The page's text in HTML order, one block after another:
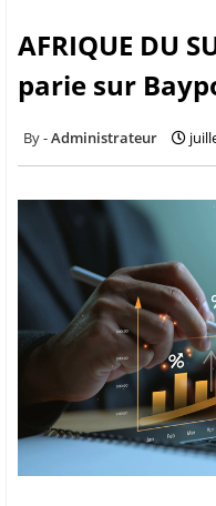
AFRIQUE DU
parie sur
Administrateur